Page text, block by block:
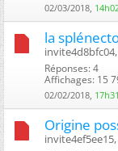
02/03/2018,
la
Réponses: 4
Affichages: 15
02/02/2018, 17h31
Origine